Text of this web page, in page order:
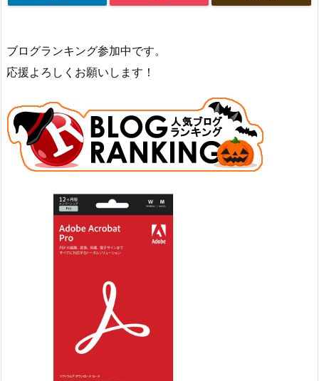
ブログランキング参加中です。
応援よろしくお願いします！